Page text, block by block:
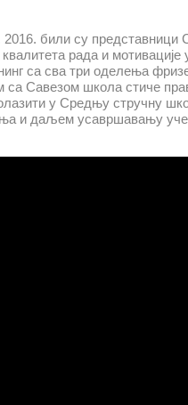
били су представници
рада и мотивације
са сва три оделења
Савезом школа стиче
у Средњу стручну
и даљем усавршавању